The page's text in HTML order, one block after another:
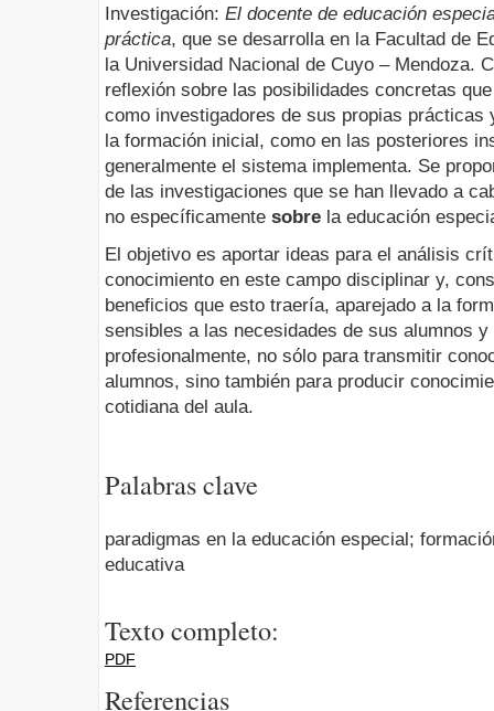
Investigación: El docente de educación
práctica, que se desarrolla en la Facultad de
la Universidad Nacional de Cuyo – Mendoza.
reflexión sobre las posibilidades concretas
como investigadores de sus propias prácticas
la formación inicial, como en las posteriores
generalmente el sistema implementa. Se
de las investigaciones que se han llevado a
no específicamente sobre la educación
El objetivo es aportar ideas para el análisis
conocimiento en este campo disciplinar y,
beneficios que esto traería, aparejado a la
sensibles a las necesidades de sus alumnos y
profesionalmente, no sólo para transmitir
alumnos, sino también para producir
cotidiana del aula.
Palabras clave
paradigmas en la educación especial;
educativa
Texto completo:
PDF
Referencias